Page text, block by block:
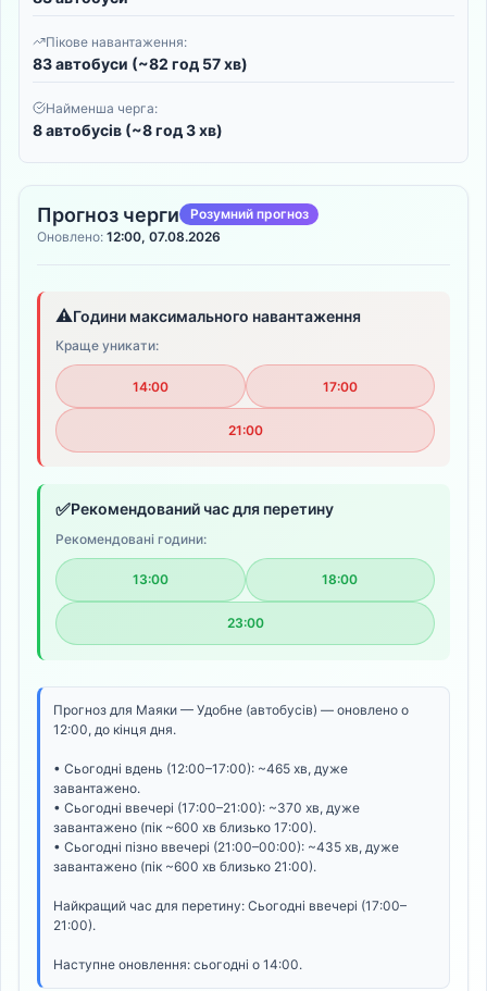
Пікове навантаження:
83 автобуси (~82 год 57 хв)
Найменша черга:
8 автобусів (~8 год 3 хв)
Прогноз черги
Розумний прогноз
Оновлено: 12:00, 07.08.2026
⚠️Години максимального навантаження
Краще уникати:
14:00 17:00
21:00
✅Рекомендований час для перетину
Рекомендовані години:
13:00 18:00
23:00
Прогноз для Маяки — Удобне (автобусів) — оновлено о
12:00, до кінця дня.
• Сьогодні вдень (12:00–17:00): ~465 хв, дуже
завантажено.
• Сьогодні ввечері (17:00–21:00): ~370 хв, дуже
завантажено (пік ~600 хв близько 17:00).
• Сьогодні пізно ввечері (21:00–00:00): ~435 хв, дуже
завантажено (пік ~600 хв близько 21:00).
Найкращий час для перетину: Сьогодні ввечері (17:00–
21:00).
Наступне оновлення: сьогодні о 14:00.